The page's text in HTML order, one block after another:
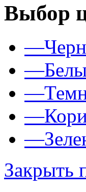
Выбор
—
—
—
—
—
Закрыть